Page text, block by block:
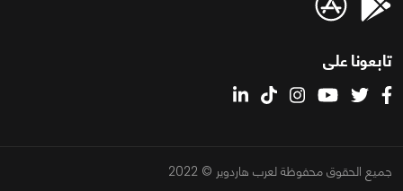
تابعونا على
جميع الحقوق محفوظة لعرب هاردوير © 2022